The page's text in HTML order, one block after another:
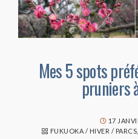
Mes 5 spots
pruniers
17
FUKUOKA / HIVER /